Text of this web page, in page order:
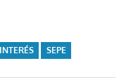
INTERÉS SEPE